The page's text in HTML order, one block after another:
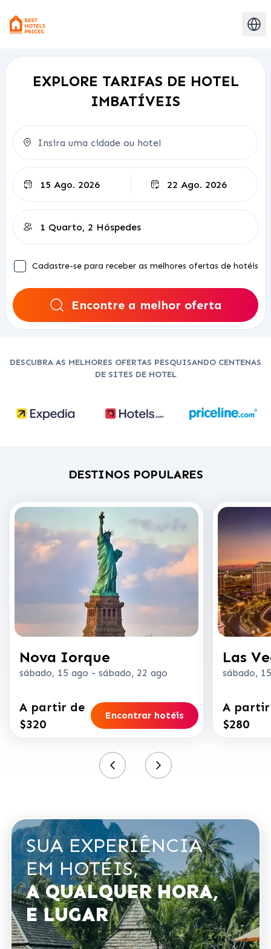
EXPLORE TARIFAS DE HOTEL
IMBATÍVEIS
Cadastre-se para receber as melhores ofertas de hotéis
Encontre a melhor oferta
DESCUBRA AS MELHORES OFERTAS PESQUISANDO CENTENAS
DE SITES DE HOTEL
DESTINOS POPULARES
Nova Iorque
sábado, 15 ago - sábado, 22 ago
A partir de
$320
Encontrar hotéis
Las
sábado,
A
$280
SUA EXPERIÊNCIA
EM HOTÉIS,
A QUALQUER HORA,
E LUGAR